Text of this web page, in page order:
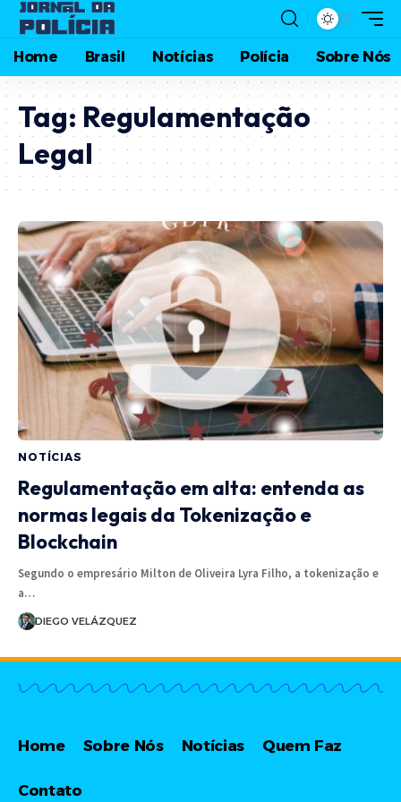
Home Brasil Notícias Polícia Sobre Nós
Tag: Regulamentação
Legal
NOTÍCIAS
Regulamentação em alta: entenda as
normas legais da Tokenização e
Blockchain
Segundo o empresário Milton de Oliveira Lyra Filho, a tokenização e
a…
DIEGO VELÁZQUEZ
Home Sobre Nós Notícias Quem Faz
Contato